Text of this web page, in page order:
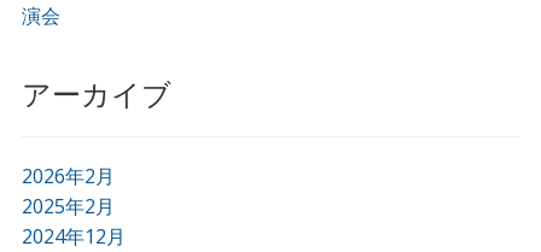
演会
アーカイブ
2026年2月
2025年2月
2024年12月